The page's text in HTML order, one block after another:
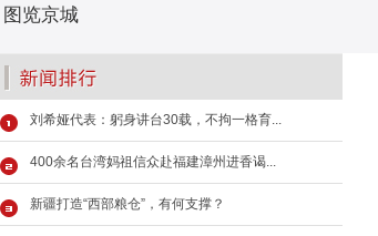
图览京城
刘希娅代表：躬身讲台30载，不拘一格育...
400余名台湾妈祖信众赴福建漳州进香谒...
新疆打造“西部粮仓”，有何支撑？